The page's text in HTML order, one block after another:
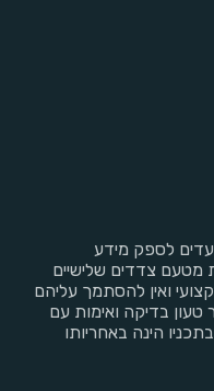
לספק מידע
מטעם צדדים שלישיים
ואין להסתמך עליהם
טעון בדיקה ואימות עם
הינה באחריותו